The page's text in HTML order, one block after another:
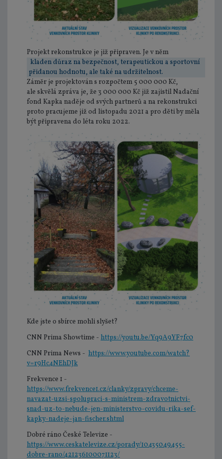
Projekt rekonstrukce je již připraven. Je v něm
kladen důraz na bezpečnost, terapeutickou a sportovní
přidanou hodnotu, ale také na udržitelnost.
Záměr je projektován s rozpočtem 5 000 000 Kč,
ale skvělá zpráva je, že 3 000 000 Kč již zajistil Nadační
fond Kapka naděje od svých partnerů a na rekonstrukci
proto pracujeme již od listopadu 2021 a pro děti by měla
být připravena do léta roku 2022.
Kde jste o sbírce mohli slyšet?
CNN Prima Showtime - https://youtu.be/Yq9A9YF7fc0
CNN Prima News - https://www.youtube.com/watch?
v=r9Hc4NEhDJk
Frekvence 1 -
https://www.frekvence1.cz/clanky/zpravy/chceme-
navazat-uzsi-spolupraci-s-ministrem-zdravotnictvi-
snad-uz-to-nebude-jen-ministerstvo-covidu-rika-sef-
kapky-nadeje-jan-fischer.shtml
Dobré ráno České Televize -
https://www.ceskatelevize.cz/porady/10435049455-
dobre-rano/421236100071123/